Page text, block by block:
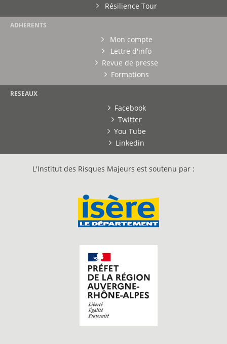
Résilience Tour
ADHERENTS
Mon compte
Lettre d'info
Revue de presse
Formations
RESEAUX
Facebook
Twitter
You Tube
Linkedin
L'Institut des Risques Majeurs est soutenu par :